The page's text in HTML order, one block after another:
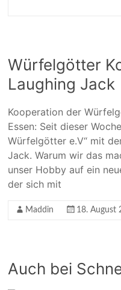
Würfelgötter
Laughing Jack
Kooperation der
Essen: Seit dieser
Würfelgötter e.V“ mit
Jack. Warum wir das
unser Hobby auf ein
der sich mit
Maddin 18. August
Auch bei